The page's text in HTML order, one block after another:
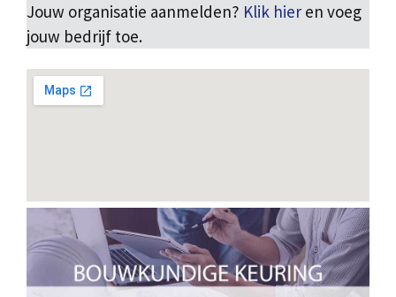
Jouw organisatie aanmelden? Klik hier en voeg
jouw bedrijf toe.